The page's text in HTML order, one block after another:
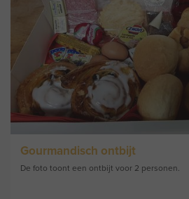
Gourmandisch ontbijt
De foto toont een ontbijt voor 2 personen.